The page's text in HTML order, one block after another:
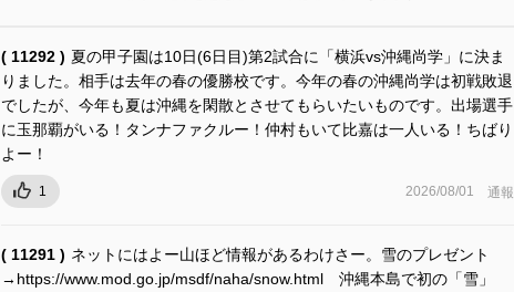
( 11292 ) 夏の甲子園は10日(6日目)第2試合に「横浜vs沖縄尚学」に決ま
りました。相手は去年の春の優勝校です。今年の春の沖縄尚学は初戦敗退
でしたが、今年も夏は沖縄を閑散とさせてもらいたいものです。出場選手
に玉那覇がいる！タンナファクルー！仲村もいて比嘉は一人いる！ちばり
よー！
1 2026/08/01 通報
( 11291 ) ネットにはよー山ほど情報があるわけさー。雪のプレゼント
→https://www.mod.go.jp/msdf/naha/snow.html 沖縄本島で初の「雪」